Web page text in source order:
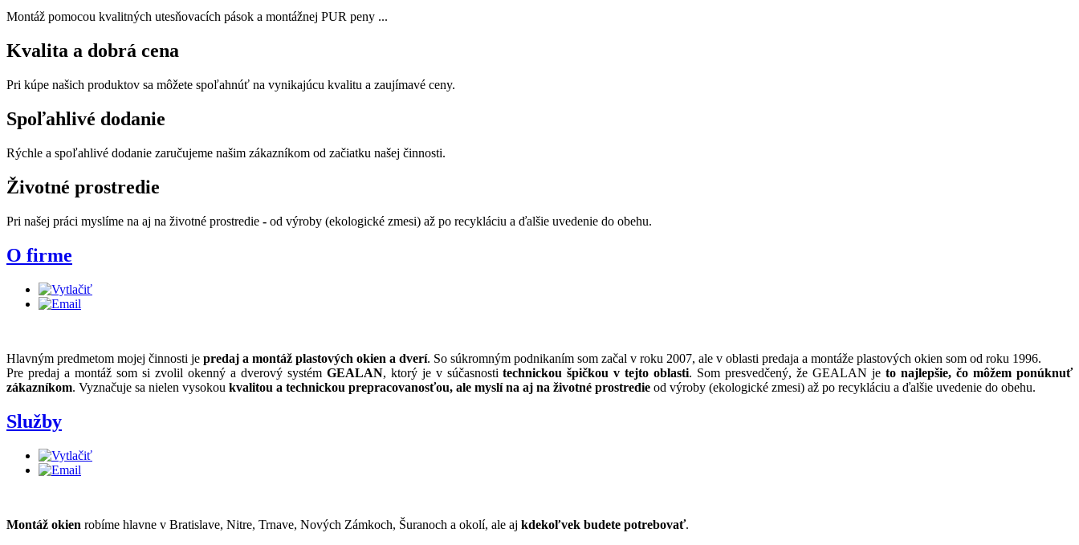
Montáž pomocou kvalitných utesňovacích pások a montážnej PUR peny ...
Kvalita a dobrá cena
Pri kúpe našich produktov sa môžete spoľahnúť na vynikajúcu kvalitu a zaujímavé ceny.
Spoľahlivé dodanie
Rýchle a spoľahlivé dodanie zaručujeme našim zákazníkom od začiatku našej činnosti.
Životné prostredie
Pri našej práci myslíme na aj na životné prostredie - od výroby (ekologické zmesi) až po recykláciu a ďalšie uvedenie do obehu.
O firme
Hlavným predmetom mojej činnosti je predaj a montáž plastových okien a dverí. So súkromným podnikaním som začal v roku 2007, ale v oblasti predaja a montáže plastových okien som od roku 1996.
Pre predaj a montáž som si zvolil okenný a dverový systém GEALAN, ktorý je v súčasnostitechnickou špičkou v tejto oblasti. Som presvedčený, že GEALAN jeto najlepšie, čo môžem ponúknuť
zákazníkom. Vyznačuje sa nielen vysokou kvalitou a technickou prepracovanosťou, ale myslí na aj na životné prostredie od výroby (ekologické zmesi) až po recykláciu a ďalšie uvedenie do obehu.
Služby
Montáž okien robíme hlavne v Bratislave, Nitre, Trnave, Nových Zámkoch, Šuranoch a okolí, ale aj kdekoľvek budete potrebovať.